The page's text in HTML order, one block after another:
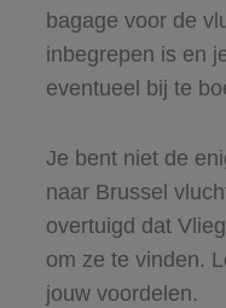
bagage voor de
inbegrepen is en
eventueel bij te
Je bent niet de
naar Brussel
overtuigd dat
om ze te vinden.
jouw voordelen.